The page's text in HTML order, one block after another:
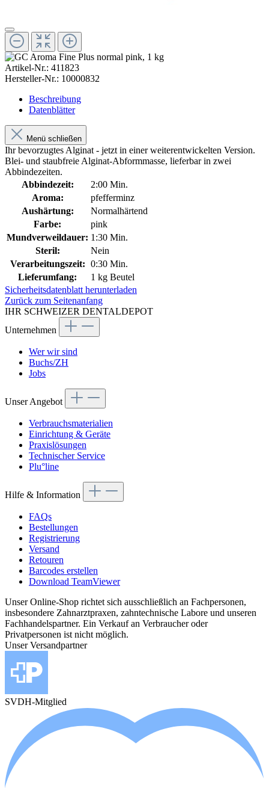
Artikel-Nr.: 411823
Hersteller-Nr.: 10000832
Beschreibung
Datenblätter
Menü schließen
Ihr bevorzugtes Alginat - jetzt in einer weiterentwickelten Version.
Blei- und staubfreie Alginat-Abformmasse, lieferbar in zwei
Abbindezeiten.
Abbindezeit:
2:00 Min.
Aroma:
pfefferminz
Aushärtung:
Normalhärtend
Farbe:
pink
Mundverweildauer: 1:30 Min.
Steril:
Nein
Verarbeitungszeit: 0:30 Min.
Lieferumfang:
1 kg Beutel
Sicherheitsdatenblatt herunterladen
Zurück zum Seitenanfang
IHR SCHWEIZER DENTALDEPOT
Unternehmen
Wer wir sind
Buchs/ZH
Jobs
Unser Angebot
Verbrauchsmaterialien
Einrichtung & Geräte
Praxislösungen
Technischer Service
Plu°line
Hilfe & Information
FAQs
Bestellungen
Registrierung
Versand
Retouren
Barcodes erstellen
Download TeamViewer
Unser Online-Shop richtet sich ausschließlich an Fachpersonen,
insbesondere Zahnarztpraxen, zahntechnische Labore und unseren
Fachhandelspartner. Ein Verkauf an Verbraucher oder
Privatpersonen ist nicht möglich.
Unser Versandpartner
SVDH-Mitglied